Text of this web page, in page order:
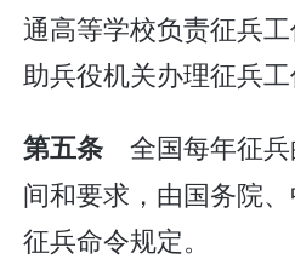
通高等学校负责征兵
助兵役机关办理征兵工
第五条 全国每年征
间和要求，由国务院
征兵命令规定。